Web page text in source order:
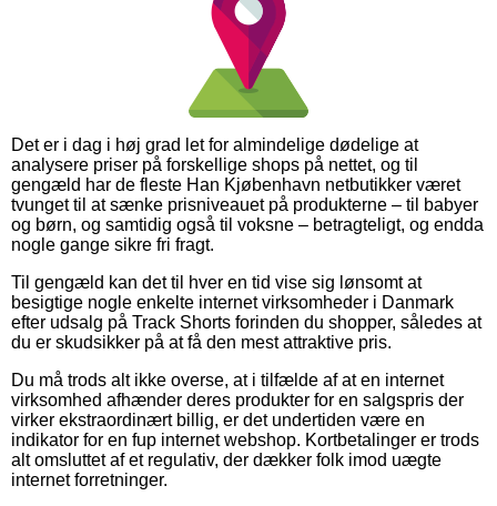
Det er i dag i høj grad let for almindelige dødelige at
analysere priser på forskellige shops på nettet, og til
gengæld har de fleste Han Kjøbenhavn netbutikker været
tvunget til at sænke prisniveauet på produkterne – til babyer
og børn, og samtidig også til voksne – betragteligt, og endda
nogle gange sikre fri fragt.
Til gengæld kan det til hver en tid vise sig lønsomt at
besigtige nogle enkelte internet virksomheder i Danmark
efter udsalg på Track Shorts forinden du shopper, således at
du er skudsikker på at få den mest attraktive pris.
Du må trods alt ikke overse, at i tilfælde af at en internet
virksomhed afhænder deres produkter for en salgspris der
virker ekstraordinært billig, er det undertiden være en
indikator for en fup internet webshop. Kortbetalinger er trods
alt omsluttet af et regulativ, der dækker folk imod uægte
internet forretninger.